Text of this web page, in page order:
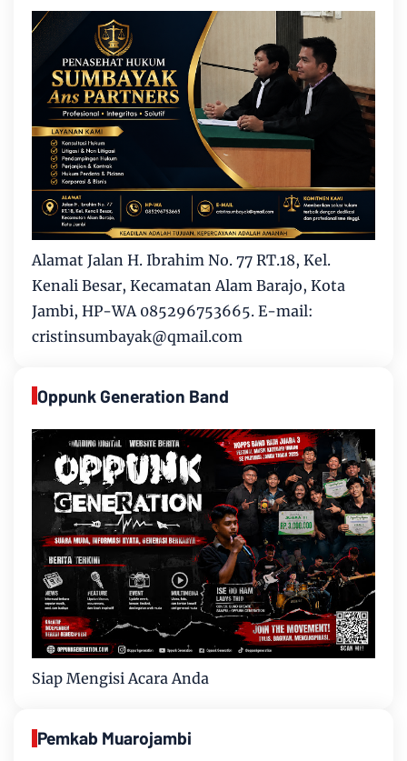
Alamat Jalan H. Ibrahim No. 77 RT.18, Kel.
Kenali Besar, Kecamatan Alam Barajo, Kota
Jambi, HP-WA 085296753665. E-mail:
cristinsumbayak@qmail.com
Oppunk Generation Band
Siap Mengisi Acara Anda
Pemkab Muarojambi